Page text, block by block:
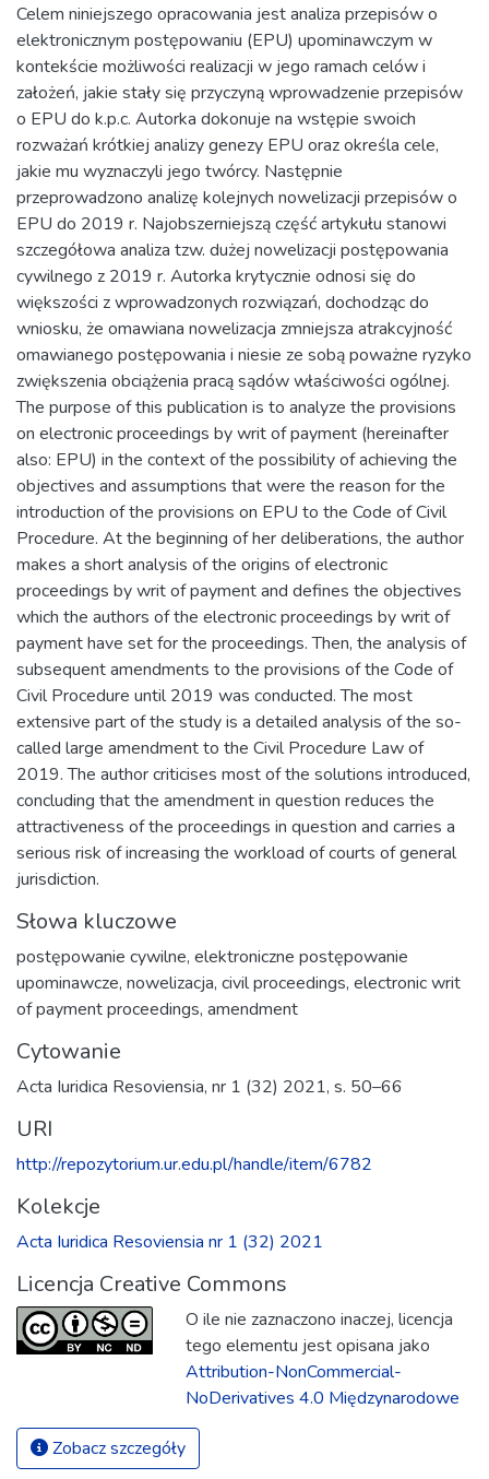
Celem niniejszego opracowania jest analiza przepisów o
elektronicznym postępowaniu (EPU) upominawczym w
kontekście możliwości realizacji w jego ramach celów i
założeń, jakie stały się przyczyną wprowadzenie przepisów
o EPU do k.p.c. Autorka dokonuje na wstępie swoich
rozważań krótkiej analizy genezy EPU oraz określa cele,
jakie mu wyznaczyli jego twórcy. Następnie
przeprowadzono analizę kolejnych nowelizacji przepisów o
EPU do 2019 r. Najobszerniejszą część artykułu stanowi
szczegółowa analiza tzw. dużej nowelizacji postępowania
cywilnego z 2019 r. Autorka krytycznie odnosi się do
większości z wprowadzonych rozwiązań, dochodząc do
wniosku, że omawiana nowelizacja zmniejsza atrakcyjność
omawianego postępowania i niesie ze sobą poważne ryzyko
zwiększenia obciążenia pracą sądów właściwości ogólnej.
The purpose of this publication is to analyze the provisions
on electronic proceedings by writ of payment (hereinafter
also: EPU) in the context of the possibility of achieving the
objectives and assumptions that were the reason for the
introduction of the provisions on EPU to the Code of Civil
Procedure. At the beginning of her deliberations, the author
makes a short analysis of the origins of electronic
proceedings by writ of payment and defines the objectives
which the authors of the electronic proceedings by writ of
payment have set for the proceedings. Then, the analysis of
subsequent amendments to the provisions of the Code of
Civil Procedure until 2019 was conducted. The most
extensive part of the study is a detailed analysis of the so-
called large amendment to the Civil Procedure Law of
2019. The author criticises most of the solutions introduced,
concluding that the amendment in question reduces the
attractiveness of the proceedings in question and carries a
serious risk of increasing the workload of courts of general
jurisdiction.
Słowa kluczowe
postępowanie cywilne, elektroniczne postępowanie
upominawcze, nowelizacja, civil proceedings, electronic writ
of payment proceedings, amendment
Cytowanie
Acta Iuridica Resoviensia, nr 1 (32) 2021, s. 50–66
URI
http://repozytorium.ur.edu.pl/handle/item/6782
Kolekcje
Acta Iuridica Resoviensia nr 1 (32) 2021
Licencja Creative Commons
O ile nie zaznaczono inaczej, licencja
tego elementu jest opisana jako
Attribution-NonCommercial-
NoDerivatives 4.0 Międzynarodowe
Zobacz szczegóły